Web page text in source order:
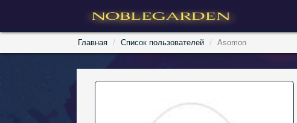
Главная Список пользователей Asomon